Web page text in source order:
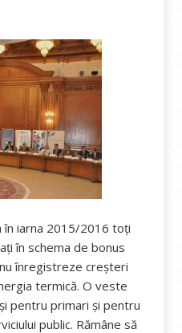
în iarna 2015/2016 toţi
în schema de bonus
înregistreze creşteri
termică. O veste
pentru primari şi pentru
public. Rămâne să